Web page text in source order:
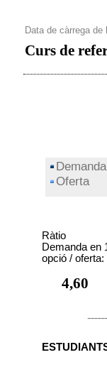
Data de càrrega de
Curs de
Ràtio
Demanda en
opció / oferta:
4,60